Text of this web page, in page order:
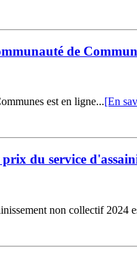
de
est en ligne...[En
du service
non collectif 2024